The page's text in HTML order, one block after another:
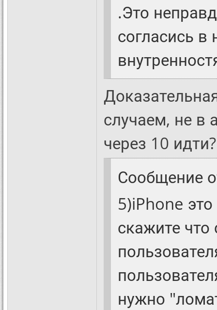
.Это
согласись в
случаем, не в
через 10 идти?
Сообщение
5)iPhone
скажите
нужно